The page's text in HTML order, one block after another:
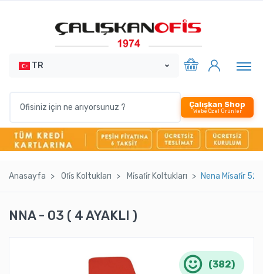
TR
Çalışkan Shop
Webe Özel Ürünler
Anasayfa Ofi̇s Koltukları Mi̇safi̇r Koltukları Nena Mi̇safi̇r
NNA - 03 ( 4 AYAKLI )
(382)